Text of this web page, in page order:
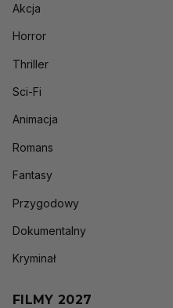
Akcja
Horror
Thriller
Sci-Fi
Animacja
Romans
Fantasy
Przygodowy
Dokumentalny
Kryminał
FILMY 2027